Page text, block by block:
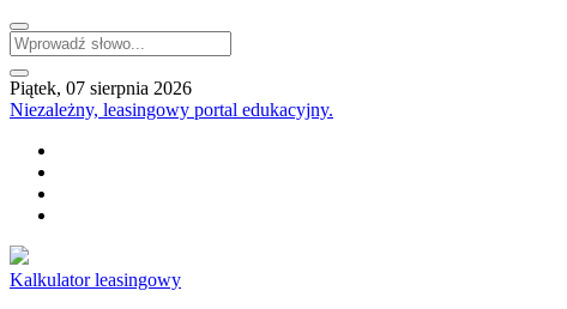
Piątek, 07 sierpnia 2026
Niezależny, leasingowy portal edukacyjny.
Kalkulator leasingowy